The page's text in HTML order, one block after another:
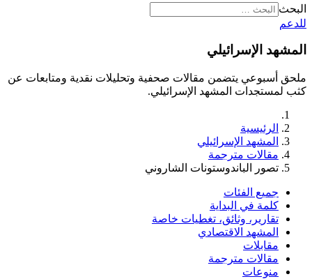
البحث
للدعم
المشهد الإسرائيلي
ملحق أسبوعي يتضمن مقالات صحفية وتحليلات نقدية ومتابعات عن
كثب لمستجدات المشهد الإسرائيلي.
الرئيسية
المشهد الإسرائيلي
مقالات مترجمة
تصور الباندوستونات الشاروني
جميع الفئات
كلمة في البداية
تقارير، وثائق، تغطيات خاصة
المشهد الاقتصادي
مقابلات
مقالات مترجمة
منوعات